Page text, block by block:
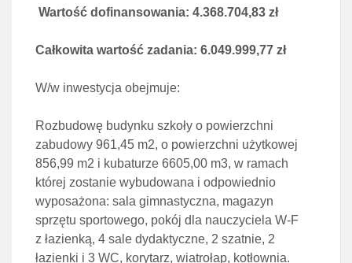
Wartość dofinansowania: 4.368.704,83 zł
Całkowita wartość zadania: 6.049.999,77 zł
W/w inwestycja obejmuje:
Rozbudowę budynku szkoły o powierzchni
zabudowy 961,45 m2, o powierzchni użytkowej
856,99 m2 i kubaturze 6605,00 m3, w ramach
której zostanie wybudowana i odpowiednio
wyposażona: sala gimnastyczna, magazyn
sprzętu sportowego, pokój dla nauczyciela W-F
z łazienką, 4 sale dydaktyczne, 2 szatnie, 2
łazienki i 3 WC, korytarz, wiatrołap, kotłownia.